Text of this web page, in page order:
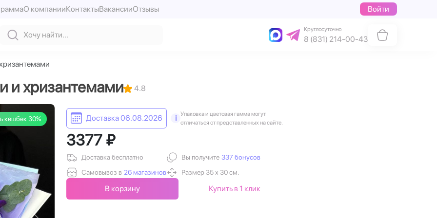
О компанииКонтактыВакансииОтзывы Войти
Круглосуточно
8 (831) 214-00-43
и хризантемами 4.8
кешбек 30% Доставка 06.08.2026 i
Упаковка и цветовая гамма могут
отличаться от представленных на сайте.
3377 ₽
Доставка бесплатно
Самовывоз в 26 магазинов
Вы получите 337 бонусов
Размер 35 х 30 см.
В корзину Купить в 1 клик